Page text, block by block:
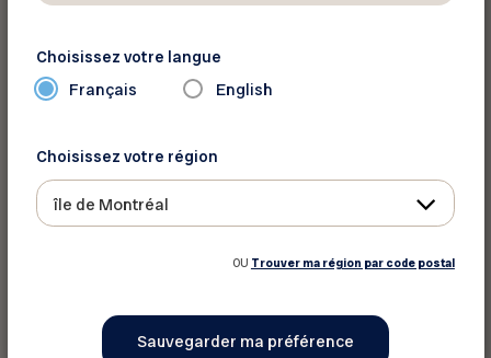
En savoir plus
Choisissez votre langue
Français English
Choisissez votre région
île de Montréal
OU Trouver ma région par code postal